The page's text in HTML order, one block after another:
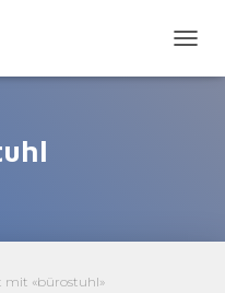
mit «bürostuhl»